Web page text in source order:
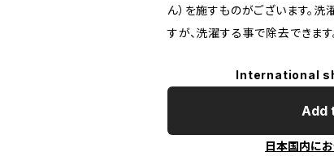
ん）を施すものがございます。
すが、洗濯する事で除去できます
International
Add
日本国内に